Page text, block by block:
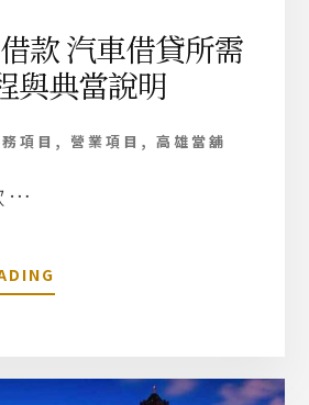
隨
左
右
理
款 汽車借貸所需
與典當說明
項目 , 營業項目 , 高雄當舖
…
於